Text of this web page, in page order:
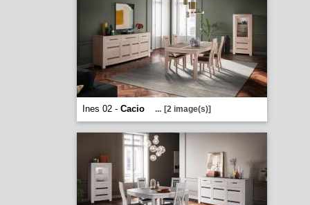
Ines 02 - Cacio ... [2 image(s)]